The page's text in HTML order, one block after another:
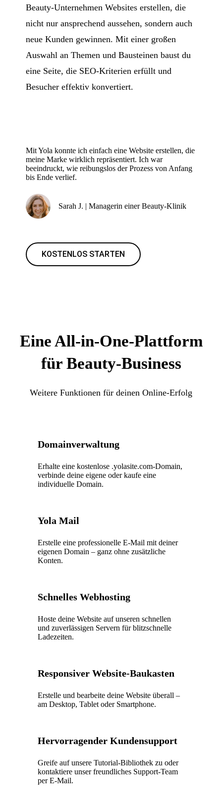
Beauty-Unternehmen Websites erstellen, die
nicht nur ansprechend aussehen, sondern auch
neue Kunden gewinnen. Mit einer großen
Auswahl an Themen und Bausteinen baust du
eine Seite, die SEO-Kriterien erfüllt und
Besucher effektiv konvertiert.
Mit Yola konnte ich einfach eine Website erstellen, die
meine Marke wirklich repräsentiert. Ich war
beeindruckt, wie reibungslos der Prozess von Anfang
bis Ende verlief.
Sarah J. | Managerin einer Beauty-Klinik
KOSTENLOS STARTEN
Eine All-in-One-Plattform
für Beauty-Business
Weitere Funktionen für deinen Online-Erfolg
Domainverwaltung
Erhalte eine kostenlose .yolasite.com-Domain,
verbinde deine eigene oder kaufe eine
individuelle Domain.
Yola Mail
Erstelle eine professionelle E-Mail mit deiner
eigenen Domain – ganz ohne zusätzliche
Konten.
Schnelles Webhosting
Hoste deine Website auf unseren schnellen
und zuverlässigen Servern für blitzschnelle
Ladezeiten.
Responsiver Website-Baukasten
Erstelle und bearbeite deine Website überall –
am Desktop, Tablet oder Smartphone.
Hervorragender Kundensupport
Greife auf unsere Tutorial-Bibliothek zu oder
kontaktiere unser freundliches Support-Team
per E-Mail.